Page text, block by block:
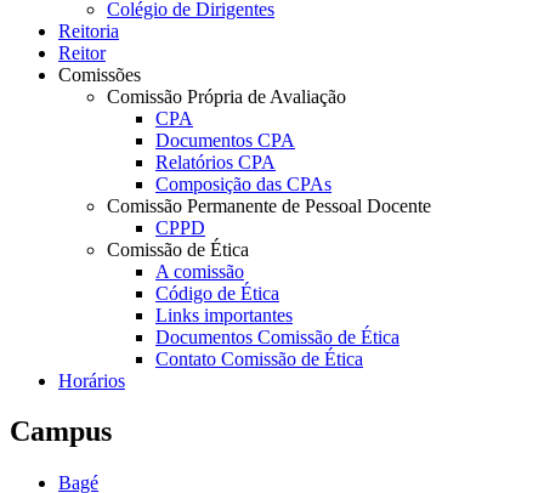
Colégio de Dirigentes
Reitoria
Reitor
Comissões
Comissão Própria de Avaliação
CPA
Documentos CPA
Relatórios CPA
Composição das CPAs
Comissão Permanente de Pessoal Docente
CPPD
Comissão de Ética
A comissão
Código de Ética
Links importantes
Documentos Comissão de Ética
Contato Comissão de Ética
Horários
Campus
Bagé